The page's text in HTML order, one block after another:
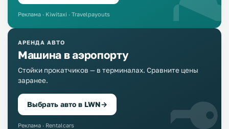
Реклама · Kiwitaxi · Travelpayouts
АРЕНДА АВТО
Машина в аэропорту
Стойки прокатчиков — в терминалах. Сравните цены
заранее.
Выбрать авто в LWN→
Реклама · Rentalcars